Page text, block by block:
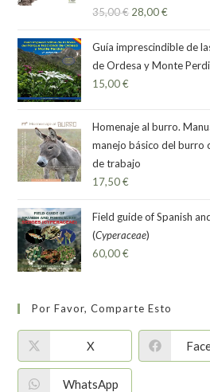
Valorado
35,00€ 28,00€
Guía imprescindible de
de Ordesa y Monte
15,00€
Homenaje al burro.
manejo básico del burro
de trabajo
17,50€
Field guide of Spanish
(Cyperaceae)
60,00€
Por Favor, Comparte Esto
X
WhatsApp